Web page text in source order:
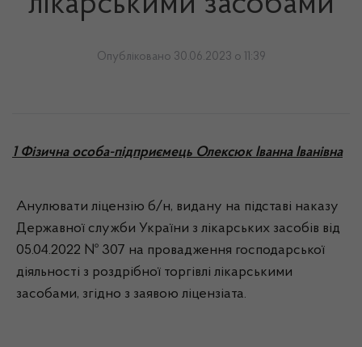
Опубліковано 30.06.2023 о 11:39
1 Фізична особа-підприємець Олексюк Іванна Іванівна
Анулювати ліцензію б/н, видану на підставі наказу
Державної служби України з лікарських засобів від
05.04.2022 № 307 на провадження господарської
діяльності з роздрібної торгівлі лікарськими
засобами, згідно з заявою ліцензіата.